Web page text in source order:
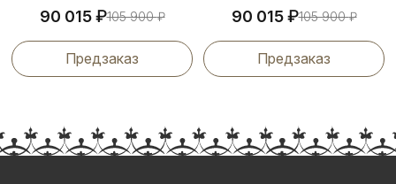
90 015₽105 900₽
Предзаказ
90 015₽105 900₽
Предзаказ